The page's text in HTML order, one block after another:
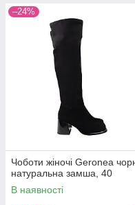
–24%
Чоботи жіночі Geronea
натуральна замша, 40
В наявності